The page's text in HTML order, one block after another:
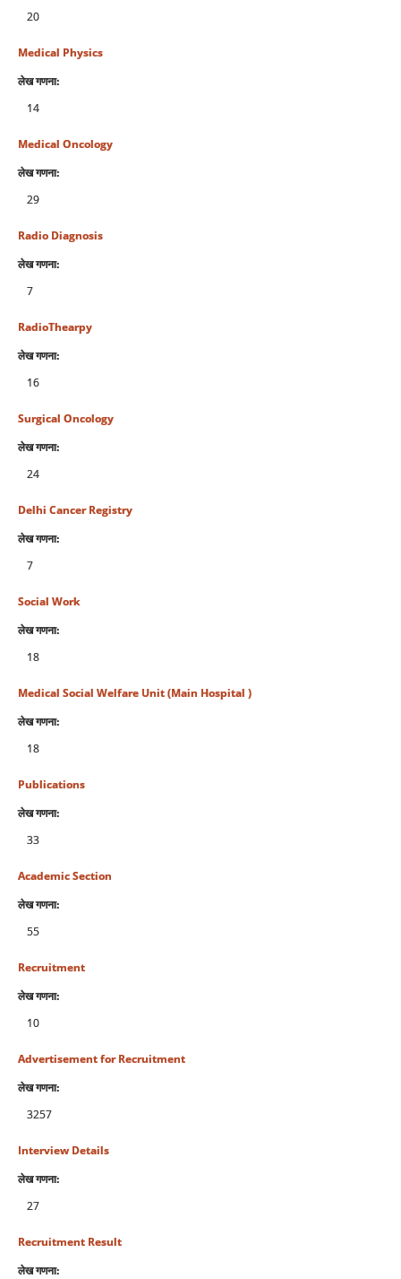
20
Medical Physics
लेख गणना:
14
Medical Oncology
लेख गणना:
29
Radio Diagnosis
लेख गणना:
7
RadioThearpy
लेख गणना:
16
Surgical Oncology
लेख गणना:
24
Delhi Cancer Registry
लेख गणना:
7
Social Work
लेख गणना:
18
Medical Social Welfare Unit (Main Hospital )
लेख गणना:
18
Publications
लेख गणना:
33
Academic Section
लेख गणना:
55
Recruitment
लेख गणना:
10
Advertisement for Recruitment
लेख गणना:
3257
Interview Details
लेख गणना:
27
Recruitment Result
लेख गणना: